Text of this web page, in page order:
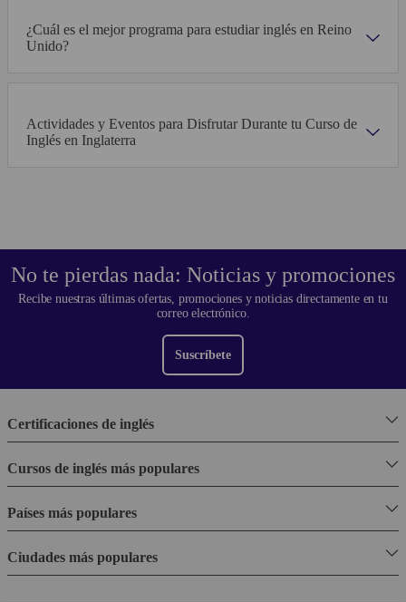
¿Cuál es el mejor programa para estudiar inglés en Reino
Unido?
Actividades y Eventos para Disfrutar Durante tu Curso de
Inglés en Inglaterra
No te pierdas nada: Noticias y promociones
Recibe nuestras últimas ofertas, promociones y noticias directamente en tu
correo electrónico.
Suscríbete
Certificaciones de inglés
Cursos de inglés más populares
Países más populares
Ciudades más populares